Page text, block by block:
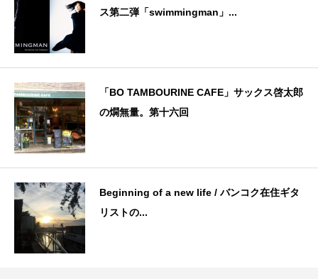
ス第二弾「swimmingman」...
「BO TAMBOURINE CAFE」サックス啓太郎
の燗無量。第十六回
Beginning of a new life / バンコク在住ギタ
リストの...